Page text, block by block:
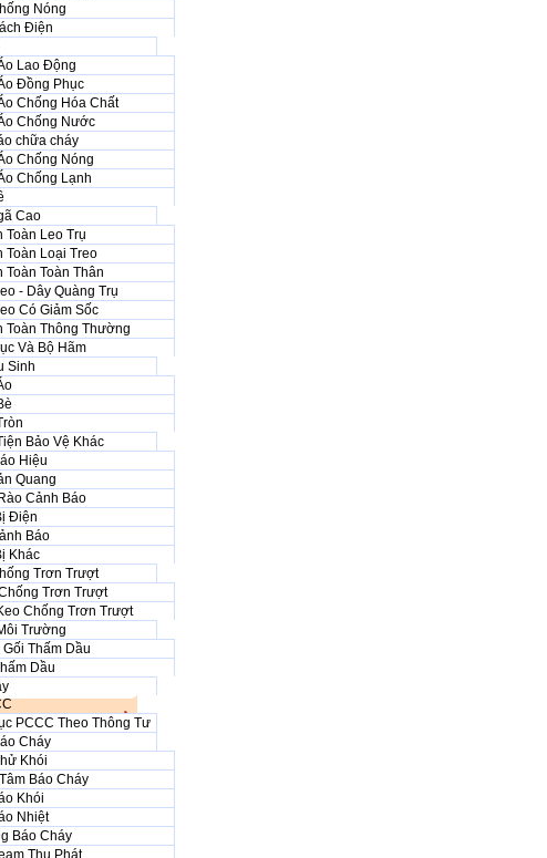
Nóng
Điện
Lao Động
Đồng Phục
Chống Hóa Chất
Chống Nước
chữa cháy
Chống Nóng
Chống Lạnh
Cao
Toàn Leo Trụ
Toàn Loại Treo
Toàn Toàn Thân
- Dây Quàng Trụ
Có Giảm Sốc
Toàn Thông Thường
Và Bộ Hãm
Sinh
Bảo Vệ Khác
Hiệu
Quang
Cảnh Báo
Điện
Báo
Khác
Trơn Trượt
Trơn Trượt
Chống Trơn Trượt
Trường
Gối Thấm Dầu
Dầu
PCCC Theo Thông Tư
Cháy
Khói
Báo Cháy
Khói
Nhiệt
Báo Cháy
Thu Phát